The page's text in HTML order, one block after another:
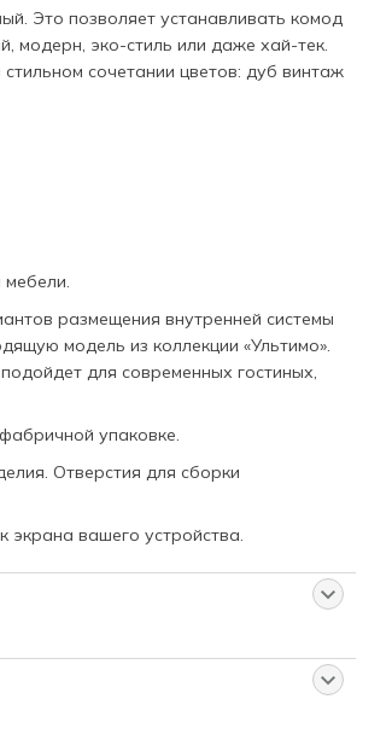
Это позволяет устанавливать комод
модерн, эко-стиль или даже хай-тек.
сочетании цветов: дуб винтаж
размещения внутренней системы
модель из коллекции «Ультимо».
для современных гостиных,
упаковке.
Отверстия для сборки
экрана вашего устройства.